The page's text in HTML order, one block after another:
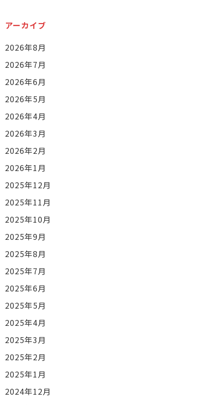
アーカイブ
2026年8月
2026年7月
2026年6月
2026年5月
2026年4月
2026年3月
2026年2月
2026年1月
2025年12月
2025年11月
2025年10月
2025年9月
2025年8月
2025年7月
2025年6月
2025年5月
2025年4月
2025年3月
2025年2月
2025年1月
2024年12月